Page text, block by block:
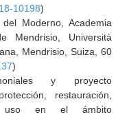
10198)
del Moderno, Academia
Mendrisio, Università
Mendrisio, Suiza, 60
)
y proyecto
restauración,
uso en el ámbito